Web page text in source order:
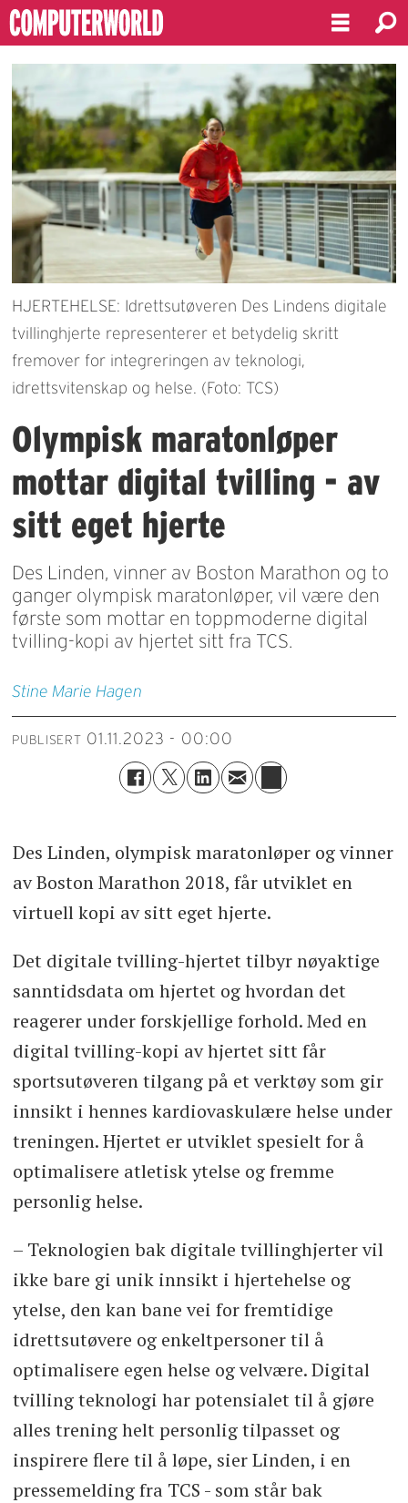
HJERTEHELSE: Idrettsutøveren Des Lindens digitale
tvillinghjerte representerer et betydelig skritt
fremover for integreringen av teknologi,
idrettsvitenskap og helse. (Foto: TCS)
Olympisk maratonløper
mottar digital tvilling - av
sitt eget hjerte
Des Linden, vinner av Boston Marathon og to
ganger olympisk maratonløper, vil være den
første som mottar en toppmoderne digital
tvilling-kopi av hjertet sitt fra TCS.
Stine Marie Hagen
PUBLISERT 01.11.2023 - 00:00
Des Linden, olympisk maratonløper og vinner
av Boston Marathon 2018, får utviklet en
virtuell kopi av sitt eget hjerte.
Det digitale tvilling-hjertet tilbyr nøyaktige
sanntidsdata om hjertet og hvordan det
reagerer under forskjellige forhold. Med en
digital tvilling-kopi av hjertet sitt får
sportsutøveren tilgang på et verktøy som gir
innsikt i hennes kardiovaskulære helse under
treningen. Hjertet er utviklet spesielt for å
optimalisere atletisk ytelse og fremme
personlig helse.
– Teknologien bak digitale tvillinghjerter vil
ikke bare gi unik innsikt i hjertehelse og
ytelse, den kan bane vei for fremtidige
idrettsutøvere og enkeltpersoner til å
optimalisere egen helse og velvære. Digital
tvilling teknologi har potensialet til å gjøre
alles trening helt personlig tilpasset og
inspirere flere til å løpe, sier Linden, i en
pressemelding fra TCS - som står bak